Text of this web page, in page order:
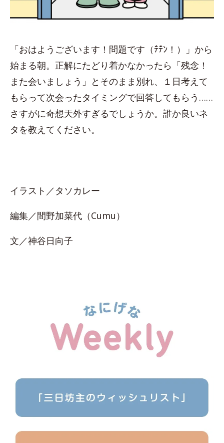
「おはようございます！問題です（ﾃ゙ﾃ゙ﾝ！）」から
始まる朝。正解にたどり着かなかったら「残念！
また会いましょう」とそのまま別れ、１日考えて
もらって次会ったタイミングで回答してもらう……
さすがに奇想天外すぎるでしょうか。誰か良いネ
タを教えてください。
イラスト／タソカレー
編集／間野加菜代（Cumu）
文／神谷日向子